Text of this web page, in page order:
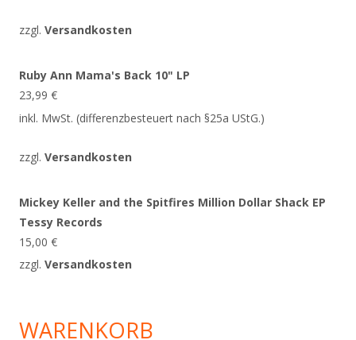
zzgl. Versandkosten
Ruby Ann Mama's Back 10" LP
23,99 €
inkl. MwSt. (differenzbesteuert nach §25a UStG.)
zzgl. Versandkosten
Mickey Keller and the Spitfires Million Dollar Shack EP
Tessy Records
15,00 €
zzgl. Versandkosten
WARENKORB